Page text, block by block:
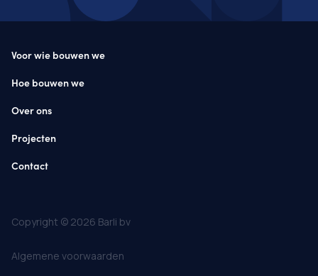
Voor wie bouwen we
Hoe bouwen we
Over ons
Projecten
Contact
Copyright © 2026 Barli bv
Algemene voorwaarden